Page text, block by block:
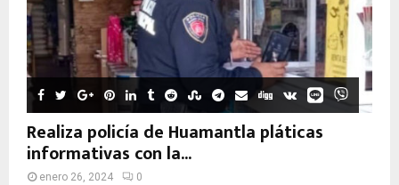
Realiza policía de Huamantla pláticas
informativas con la...
enero 26, 2024 0